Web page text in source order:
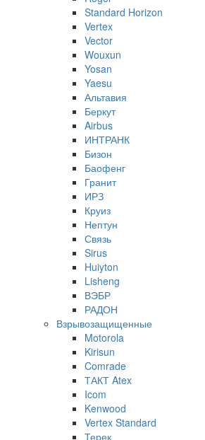
Standard Horizon
Vertex
Vector
Wouxun
Yosan
Yaesu
Альтавия
Беркут
Airbus
ИНТРАНК
Бизон
Баофенг
Гранит
ИРЗ
Круиз
Нептун
Связь
Sirus
Huiyton
Lisheng
ВЭБР
РАДОН
Взрывозащищенные
Motorola
Kirisun
Comrade
ТАКТ Atex
Icom
Kenwood
Vertex Standard
Терек